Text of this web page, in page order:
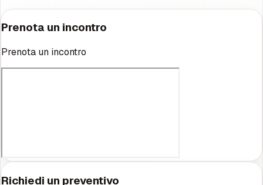
Prenota un incontro
Prenota un incontro
Richiedi un preventivo